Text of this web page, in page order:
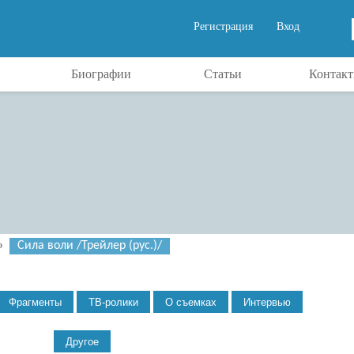
Вход
Регистрация
Биографии Статьи
Сила воли /Трейлер (рус.)/